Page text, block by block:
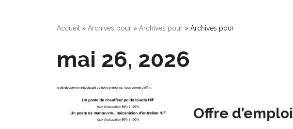
Accueil » Archives pour » Archives pour » Archives pour
mai 26, 2026
Offre d’emploi